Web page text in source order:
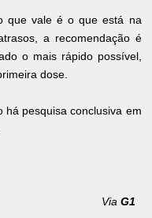
que vale é o que está na
a recomendação é
o mais rápido possível,
dose.
há pesquisa conclusiva em
Via G1